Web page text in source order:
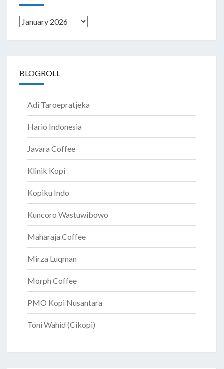
Archives
BLOGROLL
Adi Taroepratjeka
Hario Indonesia
Javara Coffee
Klinik Kopi
Kopiku Indo
Kuncoro Wastuwibowo
Maharaja Coffee
Mirza Luqman
Morph Coffee
PMO Kopi Nusantara
Toni Wahid (Cikopi)